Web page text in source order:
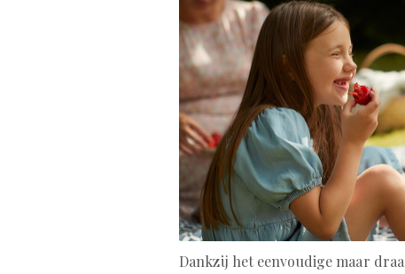
Dankzij het eenvoudige maar